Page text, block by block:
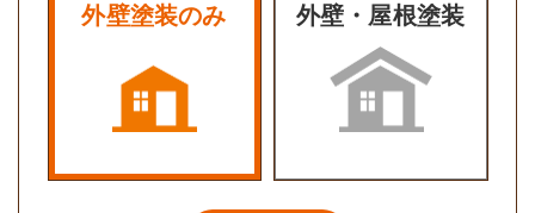
外壁塗装のみ 外壁・屋根塗装